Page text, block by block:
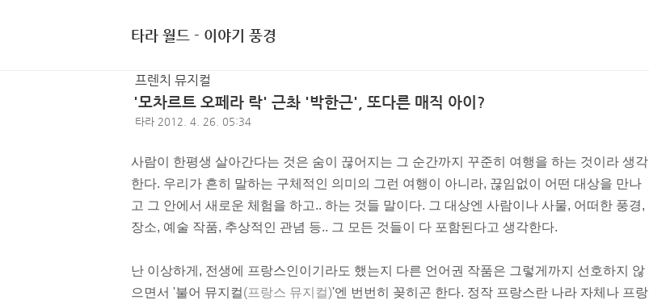
타라 월드 - 이야기 풍경
프렌치 뮤지컬
'모차르트 오페라 락' 근촤 '박한근', 또다른 매직 아이?
타라 2012. 4. 26. 05:34
사람이 한평생 살아간다는 것은 숨이 끊어지는 그 순간까지 꾸준히 여행을 하는 것이라 생각
한다. 우리가 흔히 말하는 구체적인 의미의 그런 여행이 아니라, 끊임없이 어떤 대상을 만나
고 그 안에서 새로운 체험을 하고.. 하는 것들 말이다. 그 대상엔 사람이나 사물, 어떠한 풍경,
장소, 예술 작품, 추상적인 관념 등.. 그 모든 것들이 다 포함된다고 생각한다.
난 이상하게, 전생에 프랑스인이기라도 했는지 다른 언어권 작품은 그렇게까지 선호하지 않
으면서 '불어 뮤지컬(프랑스 뮤지컬)'엔 번번히 꽂히곤 한다. 정작 프랑스란 나라 자체나 프랑